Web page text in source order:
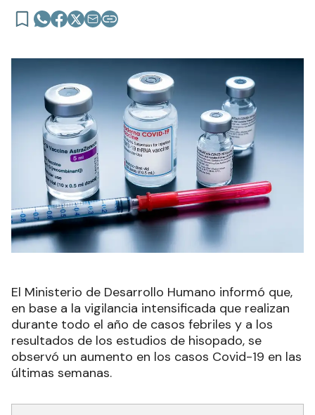
El Ministerio de Desarrollo Humano informó que,
en base a la vigilancia intensificada que realizan
durante todo el año de casos febriles y a los
resultados de los estudios de hisopado, se
observó un aumento en los casos Covid-19 en las
últimas semanas.